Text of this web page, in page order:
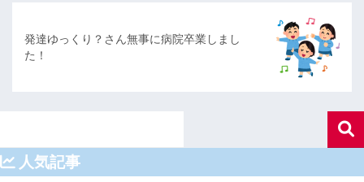
発達ゆっくり？さん無事に病院卒業しまし
た！
人気記事